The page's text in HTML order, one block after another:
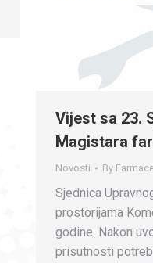
Vijest sa 23.
Magistara
Novosti By
Sjednica
prostorijama
godine. Nakon
prisutnosti